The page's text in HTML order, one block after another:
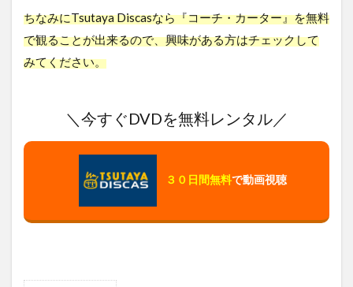
ちなみにTsutaya Discasなら『コーチ・カーター』を無料
で観ることが出来るので、興味がある方はチェックして
みてください。
＼今すぐDVDを無料レンタル／
３０日間無料で動画視聴